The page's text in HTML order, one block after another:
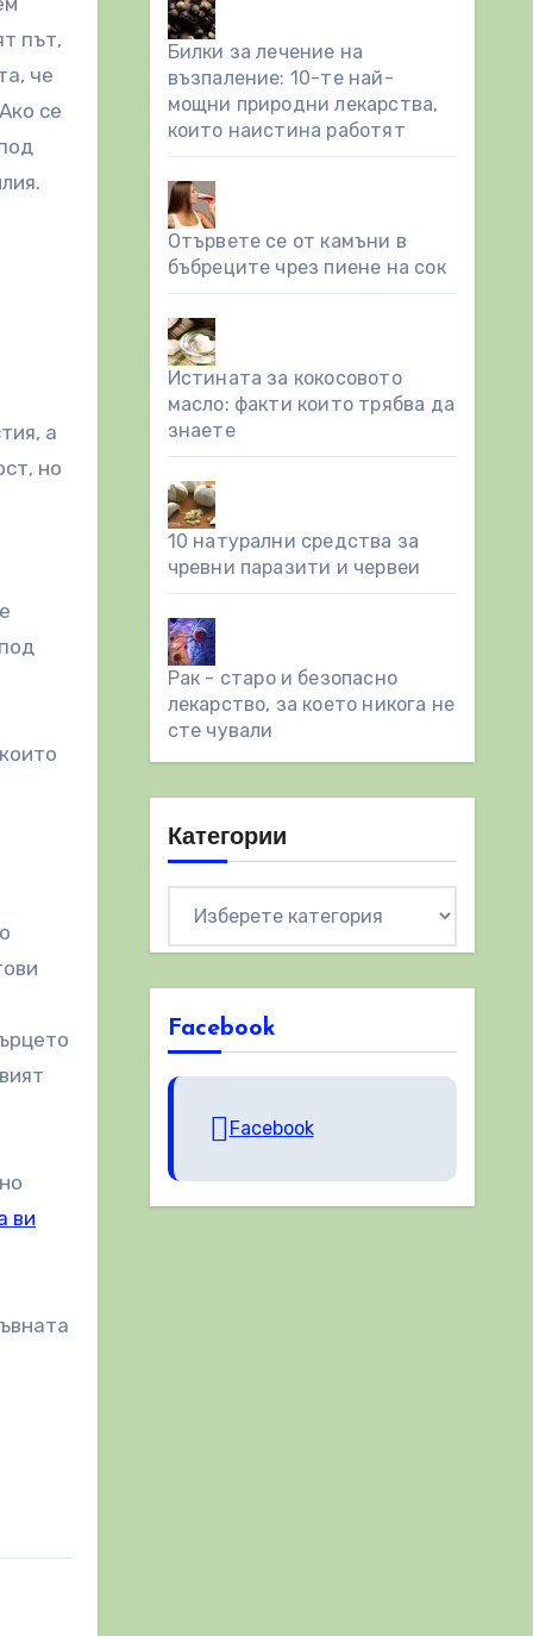
път,
че
се
а
но
ви
Билки за лечение на
възпаление: 10-те най-
мощни природни лекарства,
които наистина работят
Отървете се от камъни в
бъбреците чрез пиене на сок
Истината за кокосовото
масло: факти които трябва да
знаете
10 натурални средства за
чревни паразити и червеи
Рак - старо и безопасно
лекарство, за което никога не
сте чували
Категории
Facebook
Facebook